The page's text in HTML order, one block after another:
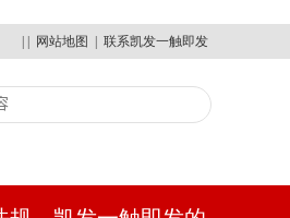
网站地图 联系凯发一触即发